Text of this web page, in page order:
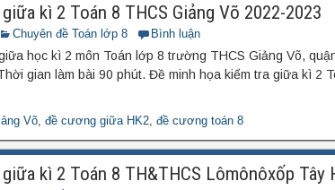
kì 2 Toán 8 THCS Giảng Võ 2022-2023
Chuyên đề Toán lớp 8 Bình luận
học kì 2 môn Toán lớp 8 trường THCS Giảng Võ,
gian làm bài 90 phút. Đề minh họa kiểm tra giữa kì 2
Võ, đề cương giữa HK2, đề cương toán 8
kì 2 Toán 8 TH&THCS Lômônôxốp Tây